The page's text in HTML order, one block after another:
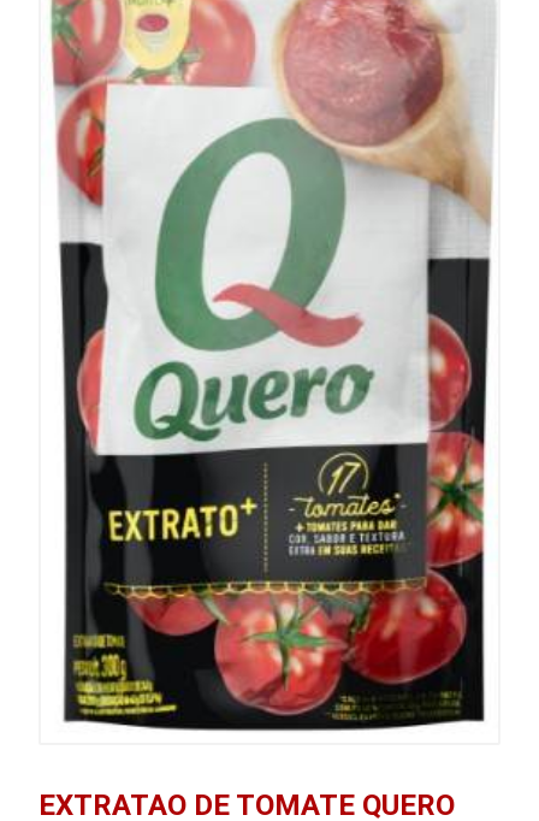
EXTRATAO DE TOMATE QUERO